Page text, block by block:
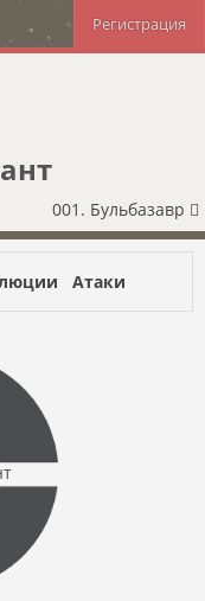
Регистрация
001. Бульбазавр
Атаки